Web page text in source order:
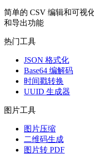
简单的 CSV 编辑和可视
和导出功能
热门工具
JSON 格式化
Base64 编解码
时间戳转换
UUID 生成器
图片工具
图片压缩
二维码生成
图片转 PDF